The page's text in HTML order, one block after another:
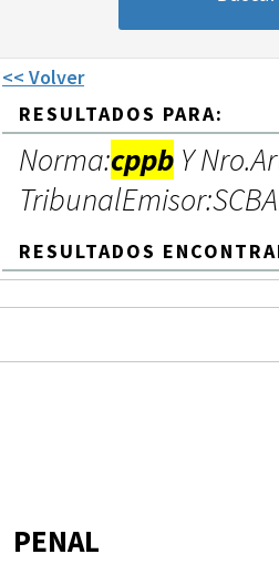
<< Volver
RESULTADOS PARA:
Norma:cppb Y
RESULTADOS
PENAL